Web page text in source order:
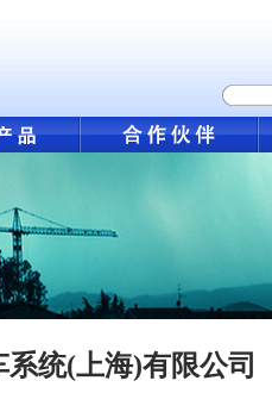
统(上海)有限公司